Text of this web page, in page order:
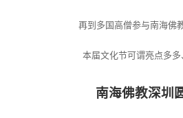
再到多国高僧参与南海佛
本届文化节可谓亮点多
南海佛教深圳